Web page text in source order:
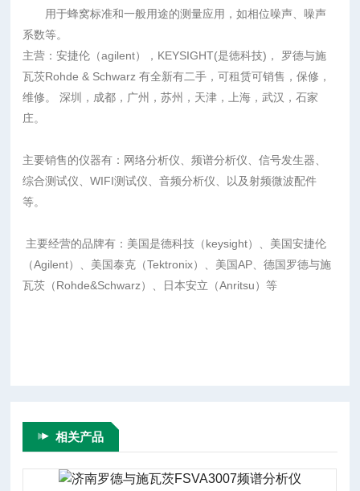
用于蜂窝标准和一般用途的测量应用，如相位噪声、噪声
系数等。
主营：安捷伦（agilent），KEYSIGHT(是徳科技)， 罗德与施
瓦茨Rohde & Schwarz 有全新有二手，可租赁可销售，保修，
维修。 深圳，成都，广州，苏州，天津，上海，武汉，石家
庄。
主要销售的仪器有：网络分析仪、频谱分析仪、信号发生器、
综合测试仪、WIFI测试仪、音频分析仪、以及射频微波配件
等。
主要经营的品牌有：美国是德科技（keysight）、美国安捷伦
（Agilent）、美国泰克（Tektronix）、美国AP、德国罗德与施
瓦茨（Rohde&Schwarz）、日本安立（Anritsu）等
相关产品